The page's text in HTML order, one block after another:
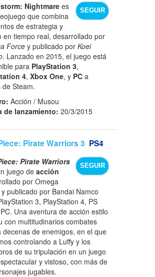
SEGUIR
Nightmare es
que combina
de estrategia y
en tiempo real, desarrollado por
Force y publicado porKoei
. Lanzado en 2015, el juego está
para PlayStation 3,
4,Xbox One, y PC a
de Steam.
Acción / Musou
de lanzamiento: 20/3/2015
Pirate Warriors 3 PS4
SEGUIR
Pirate Warriors
juego deacción
por Omega
publicado por Bandai Namco
3, PlayStation 4, PS
Una aventura de acción estilo
con multitudinarios combates
decenas de enemigos, en el que
controlando a Luffy y los
de su tripulación en un juego
y vistoso, con más de
jugables.